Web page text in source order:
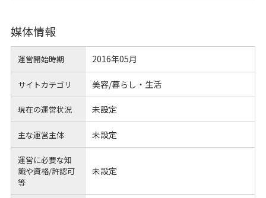
媒体情報
運営開始時期 2016年05月
サイトカテゴリ 美容/暮らし・生活
現在の運営状況 未設定
主な運営主体 未設定
運営に必要な知
識や資格/許認可
等
未設定